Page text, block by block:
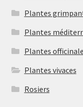
Plantes
Plantes
Plantes
Plantes vivaces
Rosiers